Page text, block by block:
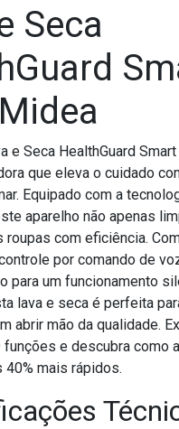
Seca
e Seca HealthGuard
que eleva o cuidado
Equipado com a
aparelho não apenas
com eficiência.
por comando de
para um funcionamento
lava e seca é perfeita
abrir mão da qualidade.
e descubra como
mais rápidos.